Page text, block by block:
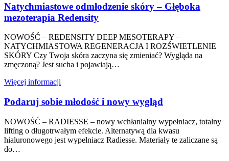
Natychmiastowe odmłodzenie skóry – Głęboka
mezoterapia Redensity
NOWOŚĆ – REDENSITY DEEP MESOTERAPY –
NATYCHMIASTOWA REGENERACJA I ROZŚWIETLENIE
SKÓRY Czy Twoja skóra zaczyna się zmieniać? Wygląda na
zmęczoną? Jest sucha i pojawiają…
Więcej informacji
Podaruj sobie młodość i nowy wygląd
NOWOŚĆ – RADIESSE – nowy wchłanialny wypełniacz, totalny
lifting o długotrwałym efekcie. Alternatywą dla kwasu
hialuronowego jest wypełniacz Radiesse. Materiały te zaliczane są
do…